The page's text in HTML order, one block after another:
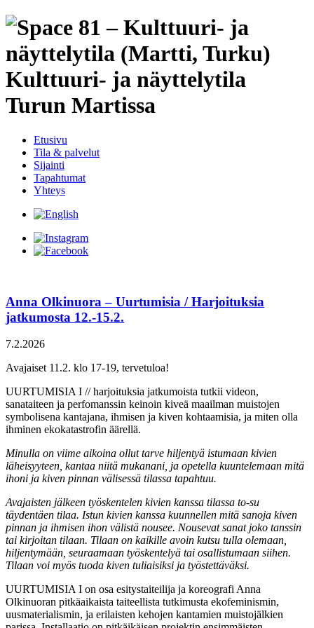
Etusivu
Tila & palvelut
Sijainti
Tapahtumat
Yhteys
Anna Olkinuora – Uurtumisia / Harjoituksia
jatkumosta 12.-15.2.
7.2.2026
Avajaiset 11.2. klo 17-19, tervetuloa!
UURTUMISIA I // harjoituksia jatkumoista tutkii videon,
sanataiteen ja perfomanssin keinoin kiveä maailman muistojen
symbolisena kantajana, ihmisen ja kiven kohtaamisia, ja miten olla
ihminen ekokatastrofin äärellä.
Minulla on viime aikoina ollut tarve hiljentyä istumaan kivien
läheisyyteen, kantaa niitä mukanani, ja opetella kuuntelemaan mitä
ihoni ja kiven pinnan välisessä tilassa tapahtuu.
Avajaisten jälkeen työskentelen kivien kanssa tilassa to-su
täydentäen tilaa. Istun kivien kanssa kuunnellen mitä sanoja kiven
pinnan ja ihmisen ihon välistä nousee. Nousevat sanat joko tanssin
tai kirjoitan tilaan. Tilaan on kaikille avoin kutsu tulla olemaan,
hiljentymään, seuraamaan työskentelyä tai osallistumaan siihen.
Tilaan voi myös tuoda kiven tuliaisiksi ja työstettäväksi.
UURTUMISIA I on osa esitystaiteilija ja koreografi Anna
Olkinuoran pitkäaikaista taiteellista tutkimusta ekofeminismin,
uusmaterialismin, ja erilaisten kehojen kantamien muistojälkien